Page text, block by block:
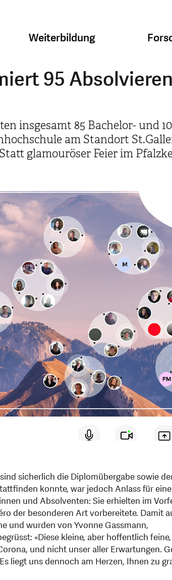
Weiterbildung
95
insgesamt 85 Bachelor- und
am Standort
glamouröser Feier im
sicherlich die Diplomübergabe sowie
konnte, war jedoch Anlass für
und Absolventen: Sie erhielten im
der besonderen Art vorbereitete. Damit
und wurden von Yvonne Gassmann,
«Diese kleine, aber hoffentlich
und nicht unser aller Erwartungen.
liegt uns dennoch am Herzen, Ihnen zu